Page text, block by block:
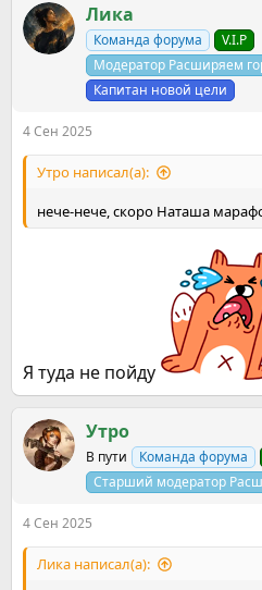
к
ц
и
Ликa
Команда форума
V.I.P
Модератор Расширяем
Капитан новой цели
4 Сен 2025
Утро написал(а):
нече-нече, скоро Наташа
Я туда не пойду
Утро
В пути Команда форума
Старший модератор
4 Сен 2025
Ликa написал(а):